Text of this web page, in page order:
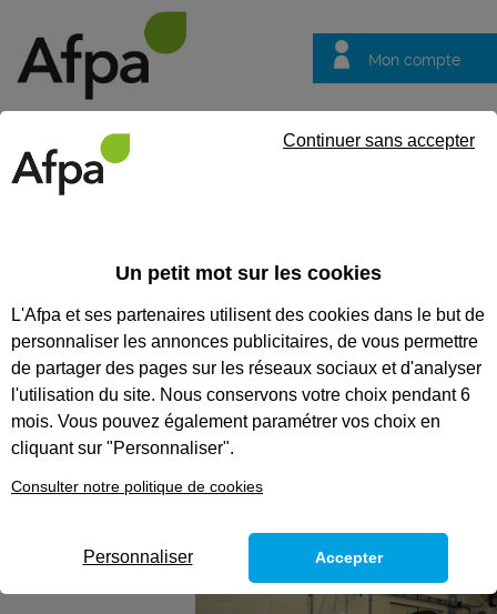
Mon compte
questions
Tourneur, tourneuse
sur machines
conventionnelles et
à commande
numérique
Un petit mot sur les cookies
L'Afpa et ses partenaires utilisent des cookies dans le but de
personnaliser les annonces publicitaires, de vous permettre
de partager des pages sur les réseaux sociaux et d'analyser
l'utilisation du site. Nous conservons votre choix pendant 6
mois. Vous pouvez également paramétrer vos choix en
cliquant sur "Personnaliser".
Consulter notre politique de cookies
Continuer sans accepter
Personnaliser Accepter